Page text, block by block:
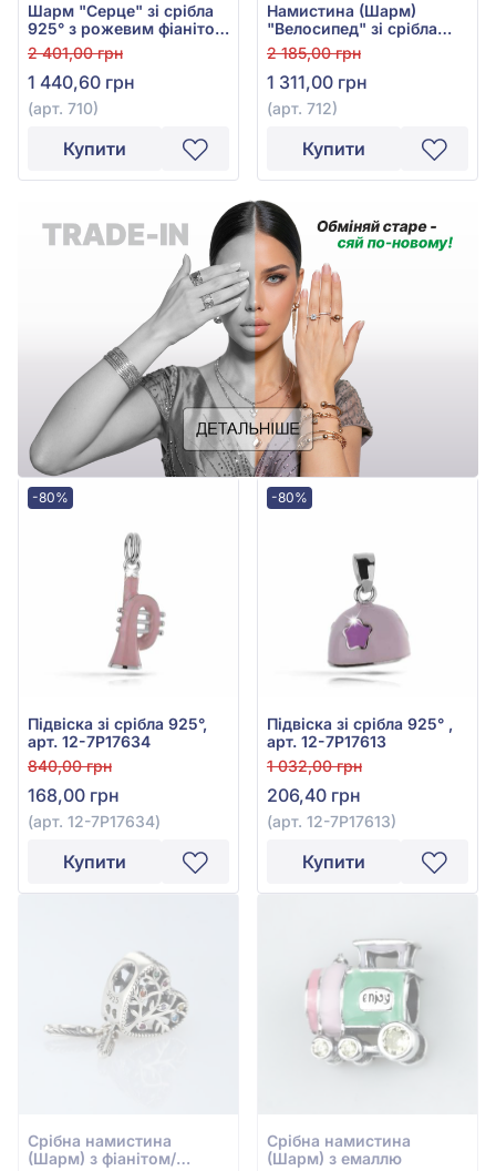
Шарм "Серце" зі срібла
925° з рожевим фіанітом
та емаллю, арт. 710
2 401,00 грн
1 440,60 грн
(арт. 710)
Купити
Намистина (Шарм)
"Велосипед" зі срібла
925° із зеленою,
рожевою та
помаранчевою емаллю,
арт. 712
2 185,00 грн
1 311,00 грн
(арт. 712)
Купити
-80%
Підвіска зі срібла 925°,
арт. 12-7P17634
840,00 грн
168,00 грн
(арт. 12-7P17634)
Купити
-80%
Підвіска зі срібла 925° ,
арт. 12-7Р17613
1 032,00 грн
206,40 грн
(арт. 12-7Р17613)
Купити
Срiбна намистина
(Шарм) з фіанітом/
Срiбна намистина
(Шарм) з емаллю